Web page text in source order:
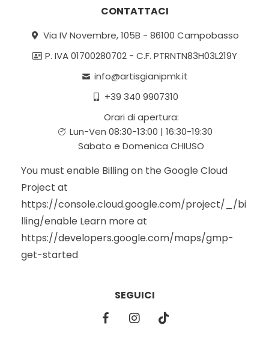
CONTATTACI
Via IV Novembre, 105B - 86100 Campobasso
P. IVA 01700280702 - C.F. PTRNTN83H03L219Y
info@artisgianipmk.it
+39 340 9907310
Orari di apertura:
Lun-Ven 08:30-13:00 | 16:30-19:30
Sabato e Domenica CHIUSO
You must enable Billing on the Google Cloud
Project at
https://console.cloud.google.com/project/_/bi
lling/enable Learn more at
https://developers.google.com/maps/gmp-
get-started
SEGUICI